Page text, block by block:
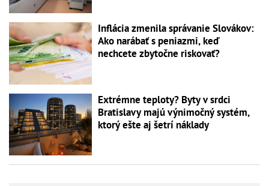
Inflácia zmenila správanie Slovákov:
Ako narábať s peniazmi, keď
nechcete zbytočne riskovať?
Extrémne teploty? Byty v srdci
Bratislavy majú výnimočný systém,
ktorý ešte aj šetrí náklady